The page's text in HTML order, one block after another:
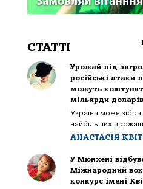
СТАТТІ
Урожай під
російські атаки
можуть
мільярди доларів
Україна може
найбільших
АНАСТАСІЯ
У Мюнхені
Міжнародний
конкурс імені